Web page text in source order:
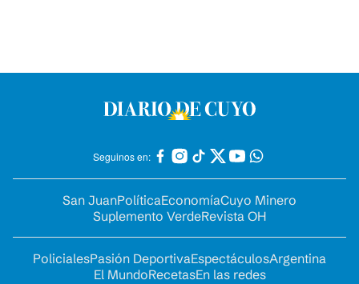
Seguinos en:
San JuanPolíticaEconomíaCuyo Minero
Suplemento VerdeRevista OH
PolicialesPasión DeportivaEspectáculosArgentina
El MundoRecetasEn las redes